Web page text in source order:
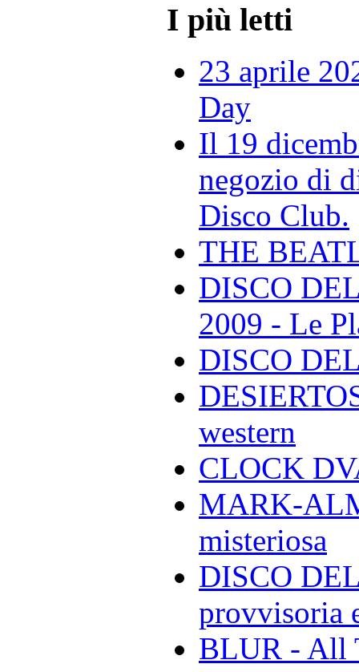
I più letti
23 aprile
Day
Il 19
negozio di
Disco Club.
THE
DISCO
2009 - Le
DISCO
western
CLOCK
MARK-
misteriosa
DISCO
provvisoria
BLUR - All